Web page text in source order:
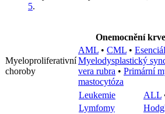
5.
Onemocnění krve
Myeloproliferativní
choroby
AML • CML •
Myelodysplastický
vera rubra • Primární
mastocytóza
Leukemie ALL
Lymfomy